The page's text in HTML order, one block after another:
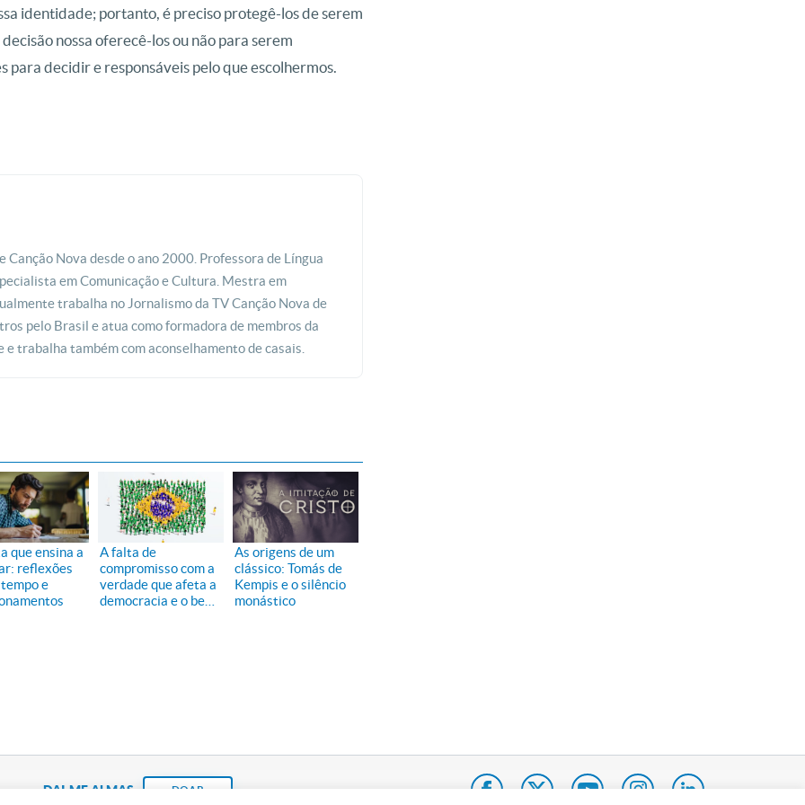
identidade; portanto, é preciso protegê-los de serem
nossa oferecê-los ou não para serem
decidir e responsáveis pelo que escolhermos.
Canção Nova desde o ano 2000. Professora de Língua
em Comunicação e Cultura. Mestra em
trabalha no Jornalismo da TV Canção Nova de
pelo Brasil e atua como formadora de membros da
e trabalha também com aconselhamento de casais.
que ensina a
reflexões
e
A falta de
compromisso com a
verdade que afeta a
democracia e o bem
As origens de um
clássico: Tomás de
Kempis e o silêncio
monástico
DAI-ME ALMAS DOAR